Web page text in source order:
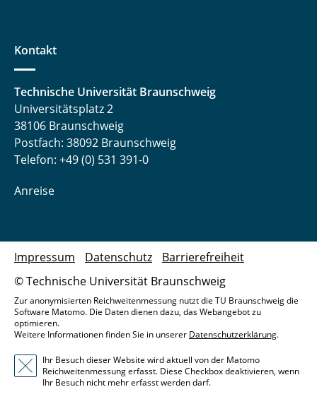
Kontakt
Technische Universität Braunschweig
Universitätsplatz 2
38106 Braunschweig
Postfach: 38092 Braunschweig
Telefon: +49 (0) 531 391-0
Anreise
© Technische Universität Braunschweig
Impressum Datenschutz Barrierefreiheit
Zur anonymisierten Reichweitenmessung nutzt die TU Braunschweig die
Software Matomo. Die Daten dienen dazu, das Webangebot zu
optimieren.
Weitere Informationen finden Sie in unserer Datenschutzerklärung.
Ihr Besuch dieser Website wird aktuell von der Matomo
Reichweitenmessung erfasst. Diese Checkbox deaktivieren, wenn
Ihr Besuch nicht mehr erfasst werden darf.